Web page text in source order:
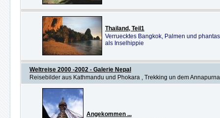
Thailand, Teil1
Verruecktes Bangkok, Palmen und
als Inselhippie
Weltreise 2000 -2002 - Galerie Nepal
Reisebilder aus Kathmandu und Phokara , Trekking un dem
Angekommen ...